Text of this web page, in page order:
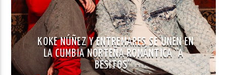
KOKE NÚÑEZ Y ENTREMARES SE UNEN EN
LA CUMBIA NORTEÑA ROMÁNTICA “A
BESITOS”